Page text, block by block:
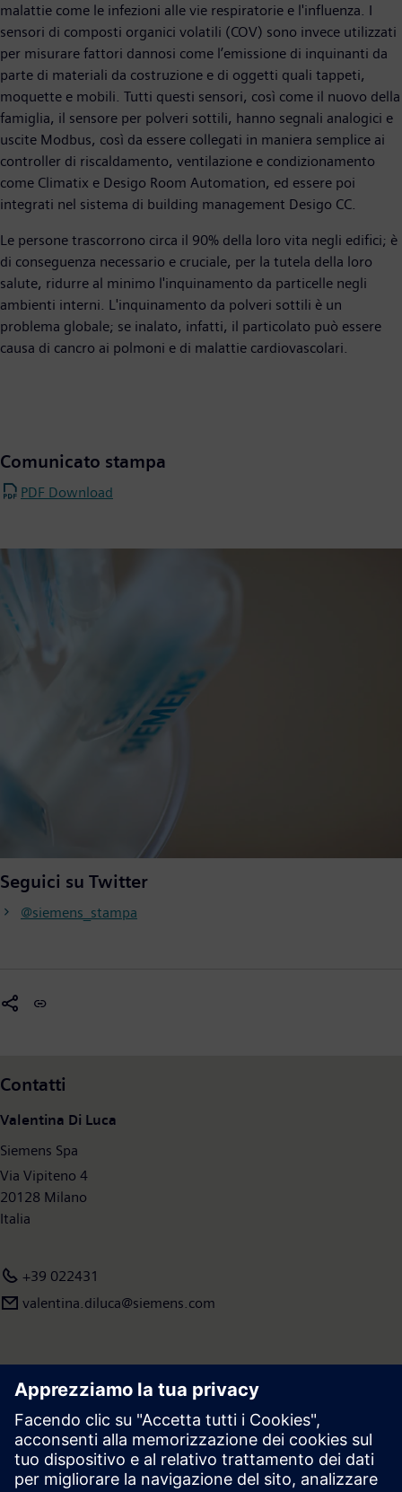
malattie come le infezioni alle vie respiratorie e l'influenza. I
sensori di composti organici volatili (COV) sono invece utilizzati
per misurare fattori dannosi come l’emissione di inquinanti da
parte di materiali da costruzione e di oggetti quali tappeti,
moquette e mobili. Tutti questi sensori, così come il nuovo della
famiglia, il sensore per polveri sottili, hanno segnali analogici e
uscite Modbus, così da essere collegati in maniera semplice ai
controller di riscaldamento, ventilazione e condizionamento
come Climatix e Desigo Room Automation, ed essere poi
integrati nel sistema di building management Desigo CC.
Le persone trascorrono circa il 90% della loro vita negli edifici; è
di conseguenza necessario e cruciale, per la tutela della loro
salute, ridurre al minimo l'inquinamento da particelle negli
ambienti interni. L'inquinamento da polveri sottili è un
problema globale; se inalato, infatti, il particolato può essere
causa di cancro ai polmoni e di malattie cardiovascolari.
Comunicato stampa
PDF Download
Seguici su Twitter
@siemens_stampa
Contatti
Valentina Di Luca
Siemens Spa
Via Vipiteno 4
20128 Milano
Italia
+39 022431
valentina.diluca@siemens.com
Area stampa | Azienda | Siemens